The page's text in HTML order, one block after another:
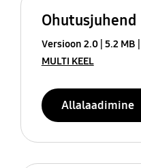
Ohutusjuhend
Versioon 2.0 5.2 MB
MULTI KEEL
Allalaadimine